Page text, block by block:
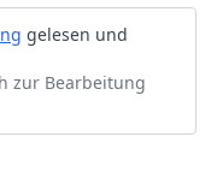
gelesen und
zur Bearbeitung